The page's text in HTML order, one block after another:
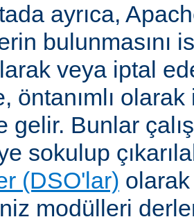
ayrıca,
bulunmasını
veya iptal
öntanımlı
gelir. Bunlar
sokulup
(DSO'lar) olarak
modülleri